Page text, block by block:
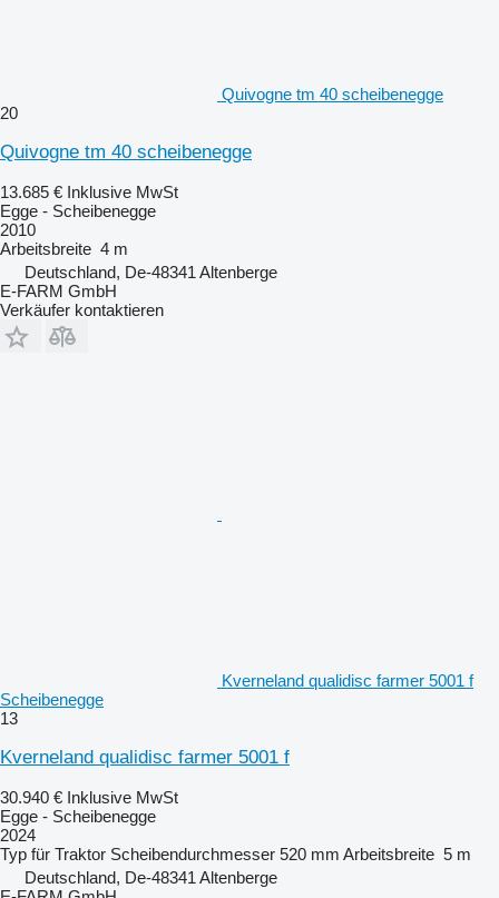
Quivogne tm 40 scheibenegge
20
Quivogne tm 40 scheibenegge
13.685 € Inklusive MwSt
Egge - Scheibenegge
2010
Arbeitsbreite 4 m
Deutschland, De-48341 Altenberge
E-FARM GmbH
Verkäufer kontaktieren
Kverneland qualidisc farmer 5001 f
Scheibenegge
13
Kverneland qualidisc farmer 5001 f
30.940 € Inklusive MwSt
Egge - Scheibenegge
2024
Typ für Traktor Scheibendurchmesser 520 mm Arbeitsbreite 5 m
Deutschland, De-48341 Altenberge